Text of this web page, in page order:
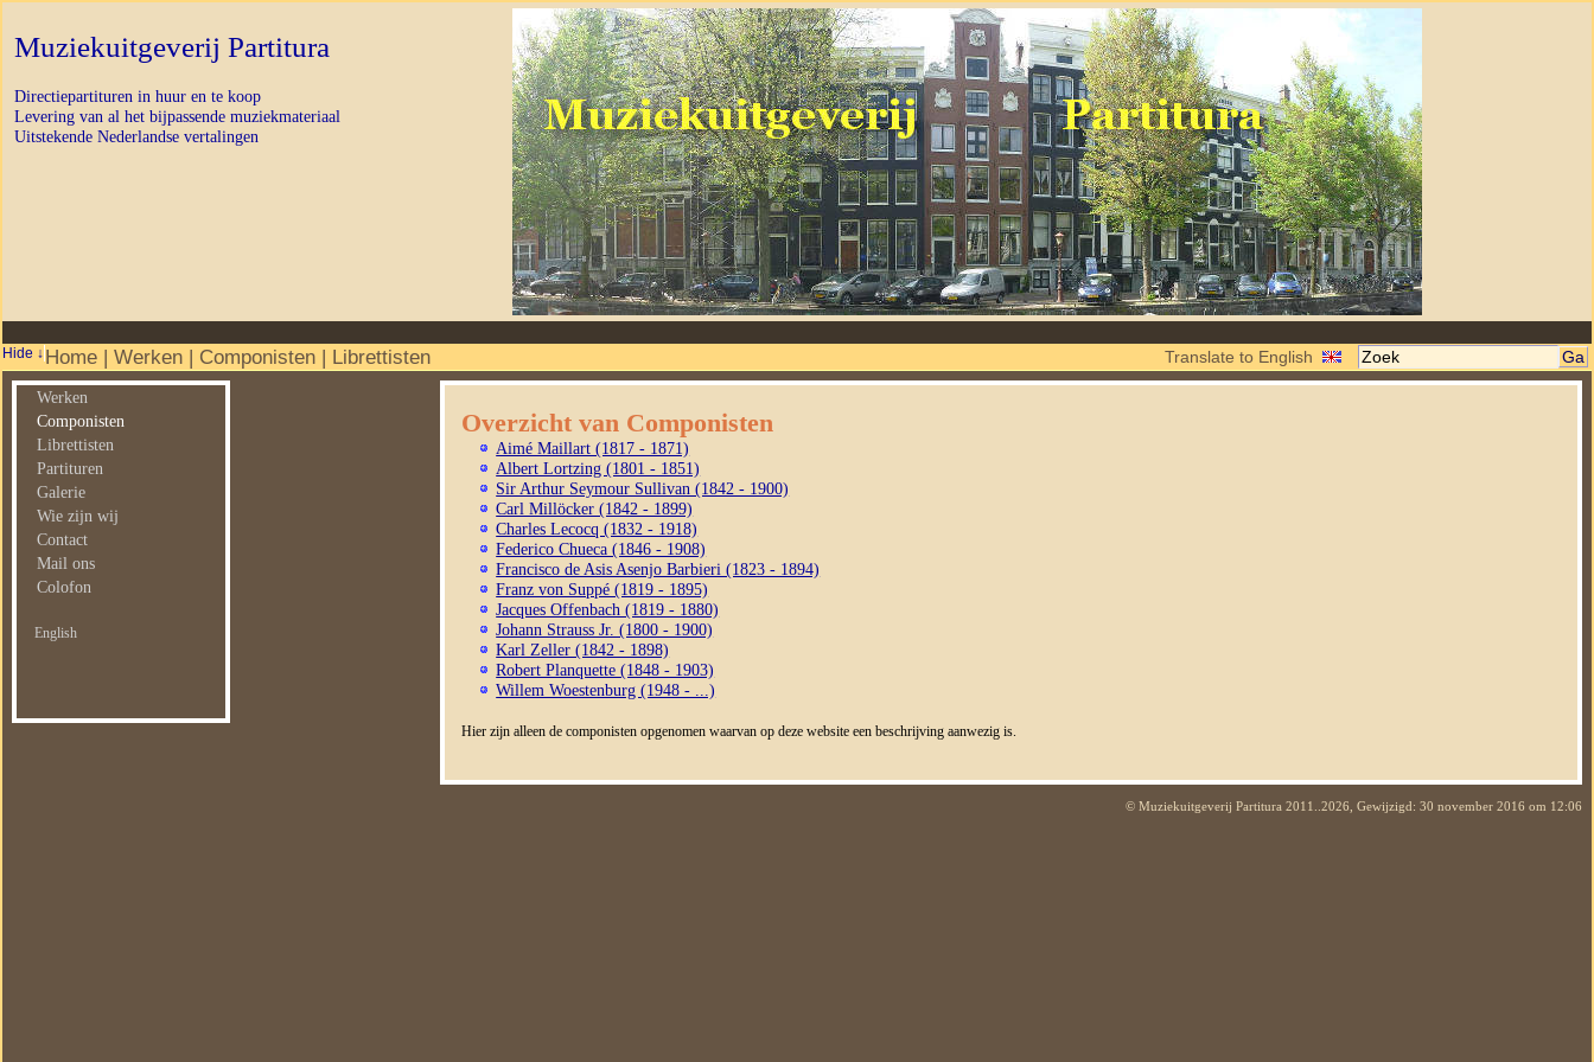
Muziekuitgeverij Partitura
Directiepartituren in huur en te koop
Levering van al het bijpassende muziekmateriaal
Uitstekende Nederlandse vertalingen
Home | Werken | Componisten | Librettisten Translate to English
Werken
Componisten
Librettisten
Partituren
Galerie
Wie zijn wij
Contact
Mail ons
Colofon
English
Overzicht van Componisten
Aimé Maillart (1817 - 1871)
Albert Lortzing (1801 - 1851)
Sir Arthur Seymour Sullivan (1842 - 1900)
Carl Millöcker (1842 - 1899)
Charles Lecocq (1832 - 1918)
Federico Chueca (1846 - 1908)
Francisco de Asis Asenjo Barbieri (1823 - 1894)
Franz von Suppé (1819 - 1895)
Jacques Offenbach (1819 - 1880)
Johann Strauss Jr. (1800 - 1900)
Karl Zeller (1842 - 1898)
Robert Planquette (1848 - 1903)
Willem Woestenburg (1948 - ...)
Hier zijn alleen de componisten opgenomen waarvan op deze website een beschrijving aanwezig is.
© Muziekuitgeverij Partitura 2011..2026, Gewijzigd: 30 november 2016 om 12:06